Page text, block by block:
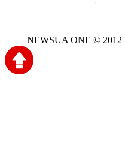
NEWSUA ONE ©